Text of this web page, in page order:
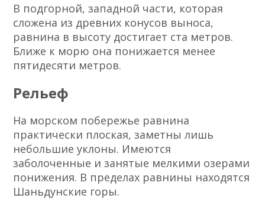
В подгорной, западной части, которая
сложена из древних конусов выноса,
равнина в высоту достигает ста метров.
Ближе к морю она понижается менее
пятидесяти метров.
Рельеф
На морском побережье равнина
практически плоская, заметны лишь
небольшие уклоны. Имеются
заболоченные и занятые мелкими озерами
понижения. В пределах равнины находятся
Шаньдунские горы.